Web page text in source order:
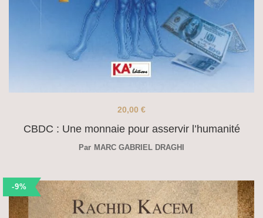
CBDC : Une monnaie pour asservir l’humanité
20,00 €
Par MARC GABRIEL DRAGHI
-9%